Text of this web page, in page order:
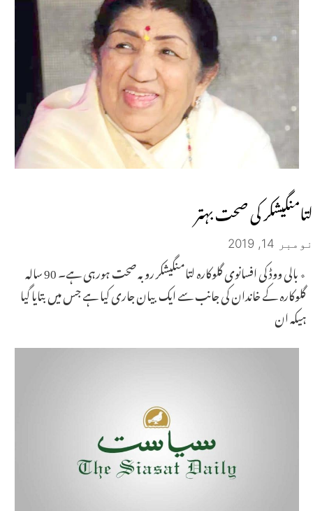
لتامنگیشکر کی صحت بہتر
نومبر 14, 2019
٭ بالی ووڈ کی افسانوی گلوکارہ لتامنگیشکر روبہ صحت ہورہی ہے۔ 90 سالہ
گلوکارہ کے خاندان کی جانب سے ایک بیان جاری کیا ہے جس میں بتایا گیا
ہیکہ ان